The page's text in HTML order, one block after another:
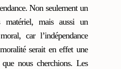
Non seulement un
matériel, mais aussi un
car l’indépendance
serait en effet une
nous cherchions. Les